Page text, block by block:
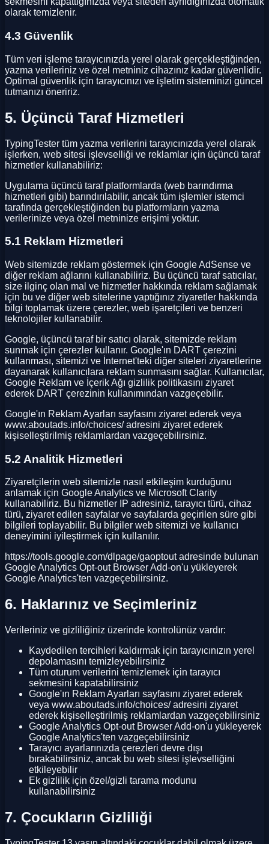
olarak temizlenir.
4.3 Güvenlik
Tüm veri işleme tarayıcınızda yerel olarak gerçekleştiğinden,
yazma verileriniz ve özel metniniz cihazınız kadar güvenlidir.
Optimal güvenlik için tarayıcınızı ve işletim sisteminizi güncel
tutmanızı öneririz.
5. Üçüncü Taraf Hizmetleri
TypingTester tüm yazma verilerini tarayıcınızda yerel olarak
işlerken, web sitesi işlevselliği ve reklamlar için üçüncü taraf
hizmetler kullanabiliriz:
Uygulama üçüncü taraf platformlarda (web barındırma
hizmetleri gibi) barındırılabilir, ancak tüm işlemler istemci
tarafında gerçekleştiğinden bu platformların yazma
verilerinize veya özel metninize erişimi yoktur.
5.1 Reklam Hizmetleri
Web sitemizde reklam göstermek için Google AdSense ve
diğer reklam ağlarını kullanabiliriz. Bu üçüncü taraf satıcılar,
size ilginç olan mal ve hizmetler hakkında reklam sağlamak
için bu ve diğer web sitelerine yaptığınız ziyaretler hakkında
bilgi toplamak üzere çerezler, web işaretçileri ve benzeri
teknolojiler kullanabilir.
Google, üçüncü taraf bir satıcı olarak, sitemizde reklam
sunmak için çerezler kullanır. Google'ın DART çerezini
kullanması, sitemizi ve İnternet'teki diğer siteleri ziyaretlerine
dayanarak kullanıcılara reklam sunmasını sağlar. Kullanıcılar,
Google Reklam ve İçerik Ağı gizlilik politikasını ziyaret
ederek DART çerezinin kullanımından vazgeçebilir.
Google'ın Reklam Ayarları sayfasını ziyaret ederek veya
www.aboutads.info/choices/ adresini ziyaret ederek
kişiselleştirilmiş reklamlardan vazgeçebilirsiniz.
5.2 Analitik Hizmetleri
Ziyaretçilerin web sitemizle nasıl etkileşim kurduğunu
anlamak için Google Analytics ve Microsoft Clarity
kullanabiliriz. Bu hizmetler IP adresiniz, tarayıcı türü, cihaz
türü, ziyaret edilen sayfalar ve sayfalarda geçirilen süre gibi
bilgileri toplayabilir. Bu bilgiler web sitemizi ve kullanıcı
deneyimini iyileştirmek için kullanılır.
https://tools.google.com/dlpage/gaoptout adresinde bulunan
Google Analytics Opt-out Browser Add-on'u yükleyerek
Google Analytics'ten vazgeçebilirsiniz.
6. Haklarınız ve Seçimleriniz
Verileriniz ve gizliliğiniz üzerinde kontrolünüz vardır:
Kaydedilen tercihleri kaldırmak için tarayıcınızın yerel
depolamasını temizleyebilirsiniz
Tüm oturum verilerini temizlemek için tarayıcı
sekmesini kapatabilirsiniz
Google'ın Reklam Ayarları sayfasını ziyaret ederek
veya www.aboutads.info/choices/ adresini ziyaret
ederek kişiselleştirilmiş reklamlardan vazgeçebilirsiniz
Google Analytics Opt-out Browser Add-on'u yükleyerek
Google Analytics'ten vazgeçebilirsiniz
Tarayıcı ayarlarınızda çerezleri devre dışı
bırakabilirsiniz, ancak bu web sitesi işlevselliğini
etkileyebilir
Ek gizlilik için özel/gizli tarama modunu
kullanabilirsiniz
7. Çocukların Gizliliği